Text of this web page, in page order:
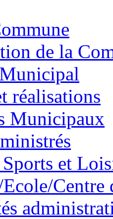
de la
réalisations
Municipaux
et
Centre